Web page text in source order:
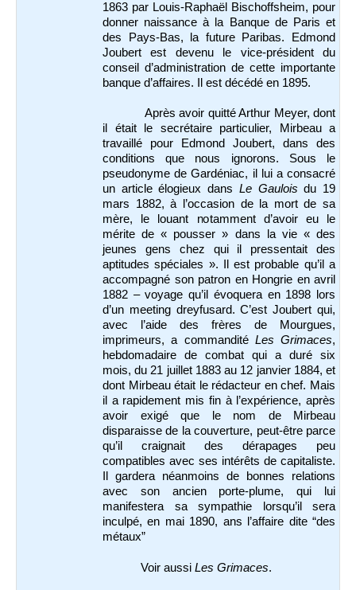
1863 par Louis-Raphaël Bischoffsheim, pour
donner naissance à la Banque de Paris et
des Pays-Bas, la future Paribas. Edmond
Joubert est devenu le vice-président du
conseil d’administration de cette importante
banque d’affaires. Il est décédé en 1895.
Après avoir quitté Arthur Meyer, dont
il était le secrétaire particulier, Mirbeau a
travaillé pour Edmond Joubert, dans des
conditions que nous ignorons. Sous le
pseudonyme de Gardéniac, il lui a consacré
un article élogieux dans Le Gaulois du 19
mars 1882, à l’occasion de la mort de sa
mère, le louant notamment d’avoir eu le
mérite de « pousser » dans la vie « des
jeunes gens chez qui il pressentait des
aptitudes spéciales ». Il est probable qu’il a
accompagné son patron en Hongrie en avril
1882 – voyage qu’il évoquera en 1898 lors
d’un meeting dreyfusard. C’est Joubert qui,
avec l’aide des frères de Mourgues,
imprimeurs, a commandité Les Grimaces,
hebdomadaire de combat qui a duré six
mois, du 21 juillet 1883 au 12 janvier 1884, et
dont Mirbeau était le rédacteur en chef. Mais
il a rapidement mis fin à l’expérience, après
avoir exigé que le nom de Mirbeau
disparaisse de la couverture, peut-être parce
qu’il craignait des dérapages peu
compatibles avec ses intérêts de capitaliste.
Il gardera néanmoins de bonnes relations
avec son ancien porte-plume, qui lui
manifestera sa sympathie lorsqu’il sera
inculpé, en mai 1890, ans l’affaire dite “des
métaux”
Voir aussi Les Grimaces.